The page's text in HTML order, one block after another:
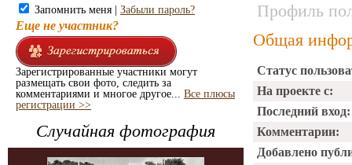
Запомнить меня | Забыли пароль?
Еще не участник?
Зарегистрированные участники могут
размещать свои фото, следить за
комментариями и многое другое... Все плюсы
регистрации >>
Случайная фотография
Профиль
Общая
Статус
На проекте с:
Последний вход:
Комментарии:
Добавлено